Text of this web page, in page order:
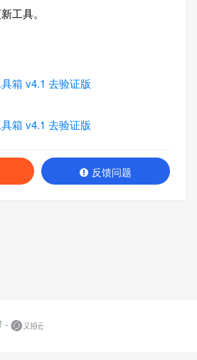
工具。
反馈问题
-